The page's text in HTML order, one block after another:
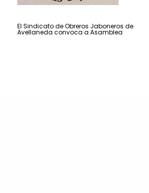
El Sindicato de Obreros Jaboneros de
Avellaneda convoca a Asamblea